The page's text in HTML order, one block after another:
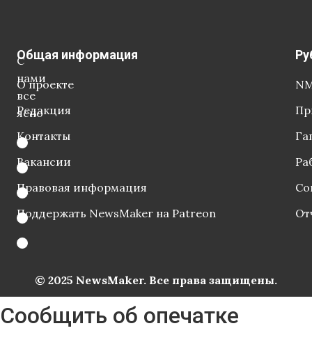
С
нами
все
ясно
Общая информация
О проекте
Редакция
Контакты
Вакансии
Правовая информация
Поддержать NewsMaker на Patreon
© 2025 NewsMaker. Все права защищены.
Сообщить об опечатке